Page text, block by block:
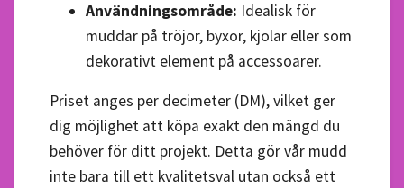
Användningsområde: Idealisk för
muddar på tröjor, byxor, kjolar eller som
dekorativt element på accessoarer.
Priset anges per decimeter (DM), vilket ger
dig möjlighet att köpa exakt den mängd du
behöver för ditt projekt. Detta gör vår mudd
inte bara till ett kvalitetsval utan också ett